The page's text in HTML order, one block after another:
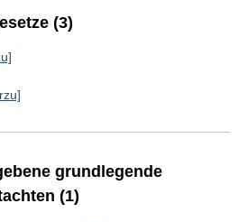
(3)
grundlegende
(1)